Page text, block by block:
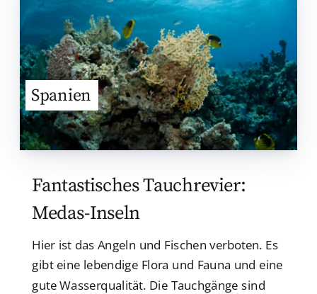
Spanien
Fantastisches Tauchrevier:
Medas-Inseln
Hier ist das Angeln und Fischen verboten. Es
gibt eine lebendige Flora und Fauna und eine
gute Wasserqualität. Die Tauchgänge sind